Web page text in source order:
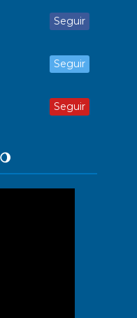
Seguir
Seguir
Seguir